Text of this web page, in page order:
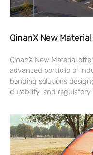
QinanX New
QinanX New Material
advanced portfolio of
bonding solutions
durability, and regulatory